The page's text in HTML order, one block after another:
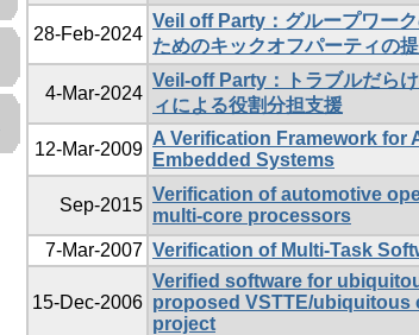
28-Feb-2024
Veil off Party：グループワー
ためのキックオフパーティの
4-Mar-2024
Veil-off Party：トラブルだら
ィによる役割分担支援
12-Mar-2009
A Verification Framework for
Embedded Systems
Sep-2015
Verification of automotive
multi-core processors
7-Mar-2007 Verification of Multi-Task
15-Dec-2006
Verified software for
proposed VSTTE/ubiquitous
project